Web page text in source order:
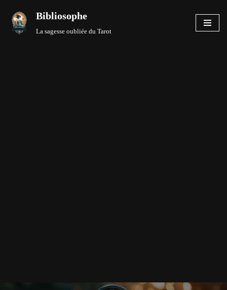
Aller
Bibliosophe
La sagesse oubliée du Tarot